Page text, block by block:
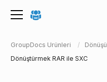
GroupDocs Ürünleri
Dönüştürmek RAR ile SXC